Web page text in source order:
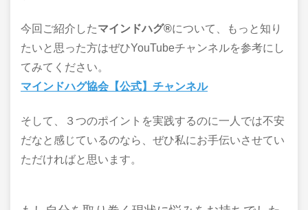
今回ご紹介したマインドハグ®について、もっと知り
たいと思った方はぜひYouTubeチャンネルを参考にし
てみてください。
マインドハグ協会【公式】チャンネル
そして、３つのポイントを実践するのに一人では不安
だなと感じているのなら、ぜひ私にお手伝いさせてい
ただければと思います。